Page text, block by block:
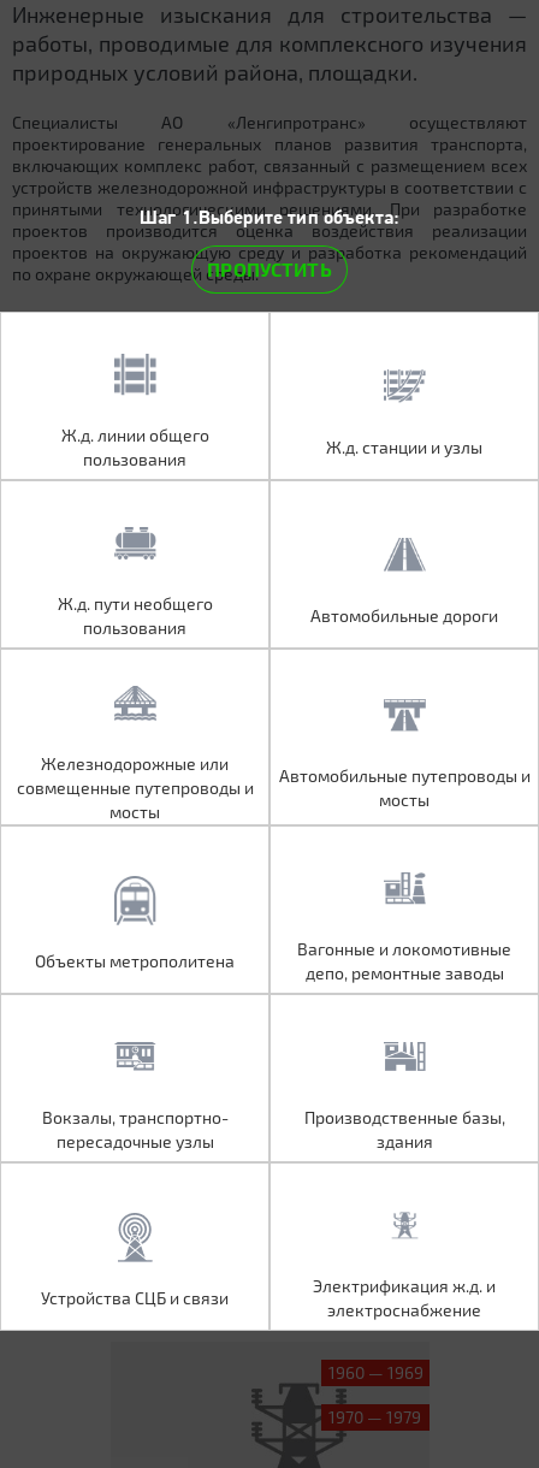
Инженерные изыскания для строительства —
работы, проводимые для комплексного изучения
природных условий района, площадки.
Специалисты АО «Ленгипротранс» осуществляют
проектирование генеральных планов развития транспорта,
включающих комплекс работ, связанный с размещением всех
устройств железнодорожной инфраструктуры в соответствии с
принятыми технологическими решениями. При разработке
проектов производится оценка воздействия реализации
проектов на окружающую среду и разработка рекомендаций
по охране окружающей среды.
Ж.д. линии общего
пользования
Ж.д. пути необщего
пользования
Автомобильные дороги
Железнодорожные или
совмещенные путепроводы и
мосты
Автомобильные путепроводы и
мосты
Вагонные и локомотивные
Вокзалы, транспортно-
пересадочные узлы
Производственные базы,
Электрификация ж.д. и
электроснабжение
Шаг 1.Выберите тип объекта:
ПРОПУСТИТЬ
Ж.д. линии общего
пользования
Ж.д. станции и узлы
Ж.д. пути необщего
пользования
Автомобильные дороги
Железнодорожные или
совмещенные путепроводы и
мосты
Автомобильные путепроводы и
мосты
Объекты метрополитена
Вагонные и локомотивные
депо, ремонтные заводы
Вокзалы, транспортно-
пересадочные узлы
Производственные базы,
здания
Устройства СЦБ и связи
Электрификация ж.д. и
электроснабжение
1960 — 1969
1970 — 1979